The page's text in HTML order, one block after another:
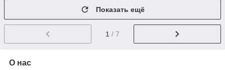
Показать ещё
1 / 7
О нас